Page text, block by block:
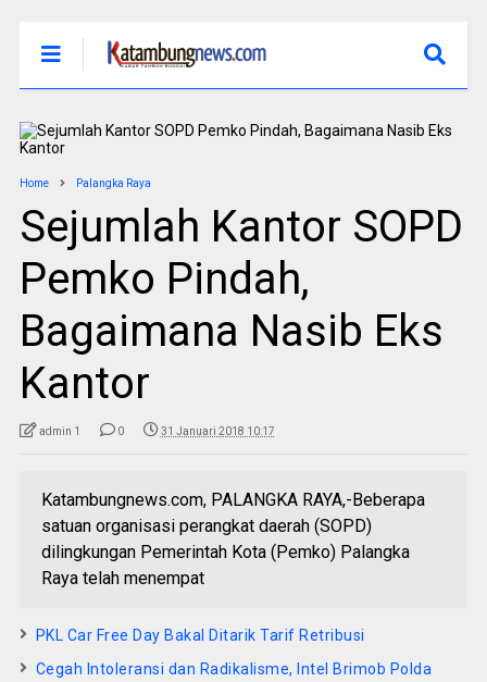
Home Palangka Raya
Sejumlah Kantor SOPD
Pemko Pindah,
Bagaimana Nasib Eks
Kantor
admin 1 0 31 Januari 2018 10:17
Katambungnews.com, PALANGKA RAYA,-Beberapa
satuan organisasi perangkat daerah (SOPD)
dilingkungan Pemerintah Kota (Pemko) Palangka
Raya telah menempat
PKL Car Free Day Bakal Ditarik Tarif Retribusi
Cegah Intoleransi dan Radikalisme, Intel Brimob Polda